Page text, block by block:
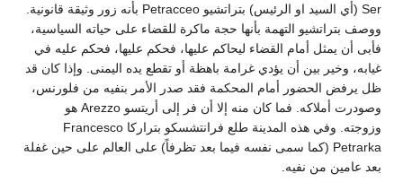
Ser (أي السيد او الرئيس) بتراتشيو Petracceo بأنه زور وثيقة قانونية.
ووصف بتراتشيو التهمة بأنها حجة ماكرة للقضاء على حياته السياسية،
فأبى أن يمثل أمام القضاء ليحاكم عليها، فحكم عليها، فحكم عليه في
غيابه، وخير بين أن يؤدي غرامة باهظة أو تقطع يده اليمنى. وإذا كان قد
ظل يرفض الحضور أمام المحكمة فقد صدر الأمر بنفيه من فلورنس،
وصودرت أملاكه. فما كان منه إلا أن فر إلى أريتسو Arezzo هو
وزوجته. وفي هذه المدينة طلع فرانتشسكو بتراركا Francesco
Petrarka (كما سمى نفسه فيما بعد تظرفاً) على العالم على حين غفلة
بعد عامين من نفيه.